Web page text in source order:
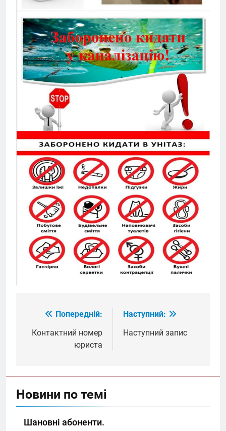
Навігація
записів
Попередній:
Контактний номер
юриста
Наступний:
Наступний запис
Новини по темі
Шановні абоненти.